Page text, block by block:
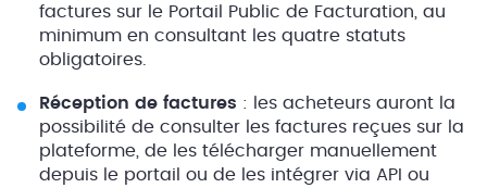
factures sur le Portail Public de Facturation, au
minimum en consultant les quatre statuts
obligatoires.
Réception de factures : les acheteurs auront la
possibilité de consulter les factures reçues sur la
plateforme, de les télécharger manuellement
depuis le portail ou de les intégrer via API ou